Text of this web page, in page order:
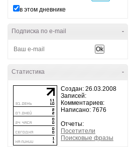
в этом дневнике
-
Подписка по e-mail
-
Статистика
Создан: 26.03.2008
Записей:
Комментариев:
Написано: 7676
Отчеты:
Посетители
Поисковые фразы